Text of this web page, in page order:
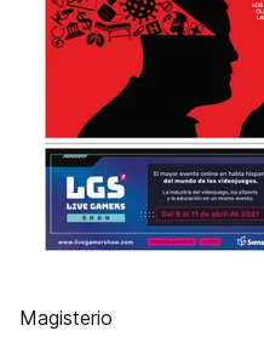
Magisterio